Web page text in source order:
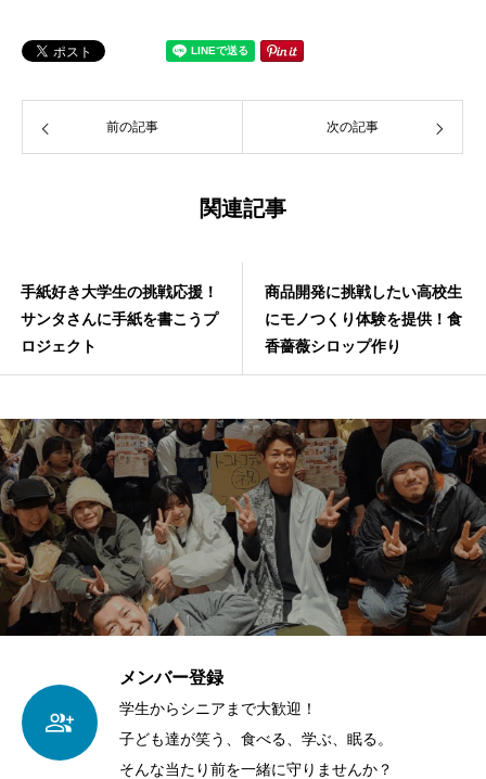
前の記事 次の記事
関連記事
手紙好き大学生の挑戦応援！
サンタさんに手紙を書こうプ
ロジェクト
商品開発に挑戦したい高校生
にモノつくり体験を提供！食
香薔薇シロップ作り
メンバー登録
学生からシニアまで大歓迎！
子ども達が笑う、食べる、学ぶ、眠る。
そんな当たり前を一緒に守りませんか？